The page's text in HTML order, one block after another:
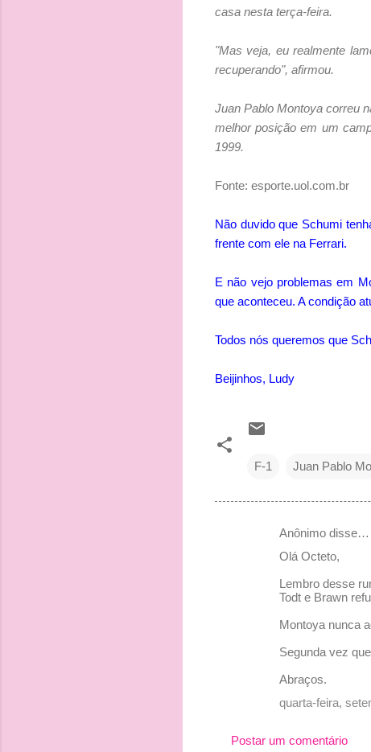
casa nesta terça-feira.
"Mas veja, eu realmente
recuperando", afirmou.
Juan Pablo Montoya correu
melhor posição em um
1999.
Fonte: esporte.uol.com.br
Não duvido que Schumi
frente com ele na Ferrari.
E não vejo problemas em
que aconteceu. A condição
Todos nós queremos que
Beijinhos, Ludy
F-1 Juan Pablo
o
Anônimo disse…
Olá Octeto,
Lembro desse
Todt e Brawn
Montoya nunca
Segunda vez
Abraços.
quarta-feira,
Postar um comentário